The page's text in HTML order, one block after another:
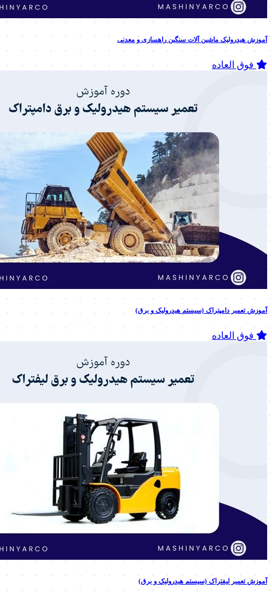
آموزش هیدرولیک ماشین آلات سنگین راهسازی و معدنی
فوق العاده
آموزش تعمیر دامپتراک (سیستم هیدرولیک و برق)
فوق العاده
آموزش تعمیر لیفتراک (سیستم هیدرولیک و برق)